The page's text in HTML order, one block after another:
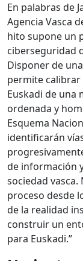
En palabras de
Agencia Vasca
hito supone un
ciberseguridad
Disponer de
permite calibrar
Euskadi de una
ordenada y
Esquema
identificarán
de información
sociedad
proceso desde
de la realidad
construir un
para Euskadi.”